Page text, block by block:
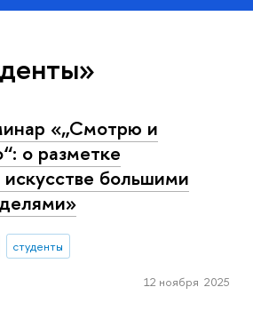
«„Смотрю и
о разметке
искусстве большими
студенты
12 ноября 2025